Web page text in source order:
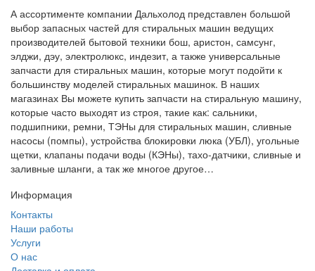
А ассортименте компании Дальхолод представлен большой
выбор запасных частей для стиральных машин ведущих
производителей бытовой техники бош, аристон, самсунг,
элджи, дэу, электролюкс, индезит, а также универсальные
запчасти для стиральных машин, которые могут подойти к
большинству моделей стиральных машинок. В наших
магазинах Вы можете купить запчасти на стиральную машину,
которые часто выходят из строя, такие как: сальники,
подшипники, ремни, ТЭНы для стиральных машин, сливные
насосы (помпы), устройства блокировки люка (УБЛ), угольные
щетки, клапаны подачи воды (КЭНы), тахо-датчики, сливные и
заливные шланги, а так же многое другое…
Информация
Контакты
Наши работы
Услуги
О нас